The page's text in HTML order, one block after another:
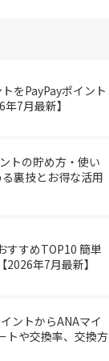
をPayPayポイント
7月最新】
トの貯め方・使い
裏技とお得な活用
すすめTOP10 簡単
年7月最新】
ントからANAマイ
トや交換率、交換方